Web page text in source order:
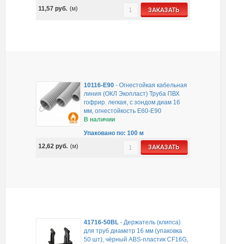
11,57руб. (м) ЗАКАЗАТЬ
10116-E90 -Огнестойкая кабельная
линия (ОКЛ Экопласт) Труба ПВХ
гофрир. легкая, с зондом диам 16
мм, огнестойкость E60-E90
В наличии
Упаковано по: 100 м
12,62руб. (м) ЗАКАЗАТЬ
41716-50BL -Держатель (клипса)
для труб диаметр 16 мм (упаковка
50 шт), чёрный ABS-пластик CF16G,